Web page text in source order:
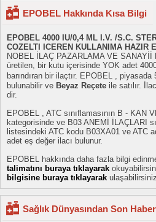
EPOBEL Hakkında Kısa Bilgi
EPOBEL 4000 IU/0,4 ML I.V. /S.C.
COZELTI ICEREN KULLANIMA HAZIR
NOBEL İLAÇ PAZARLAMA VE SANAYİİ
üretilen, bir kutu içerisinde YOK adet
barındıran bir ilaçtır. EPOBEL ,
bulunabilir ve Beyaz Reçete ile satılır.
dir.
EPOBEL , ATC sınıflamasının B - KAN
kategorisinde ve B03 ANEMİ İLAÇLARI
listesindeki ATC kodu B03XA01 ve ATC
adet eş değer ilacı bulunur.
EPOBEL hakkında daha fazla bilgi
talimatını buraya tıklayarak
bilgisine buraya tıklayarak
Sağlık Dünyasından Son